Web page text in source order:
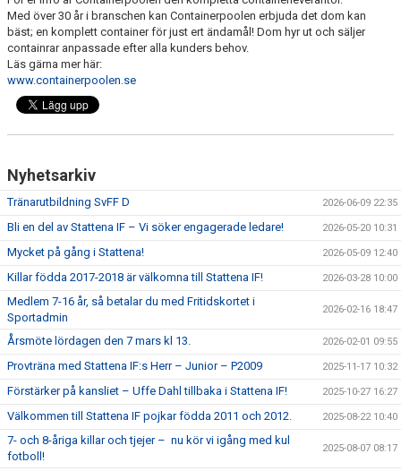
VÅRA LAG
SPONSORER
DOMARE, MATCHER.
KONTAKT
INTRESSEANMÄLAN SOM TRÄNARE/LEDARE
INTRESSEANMÄLAN MEDLEM/SPELARE
Med över 30 år i branschen kan Containerpoolen erbjuda det dom kan
bäst; en komplett container för just ert ändamål! Dom hyr ut och säljer
containrar anpassade efter alla kunders behov.
Läs gärna mer här:
www.containerpoolen.se
Nyhetsarkiv
Tränarutbildning SvFF D 2026-06-09 22:35
Bli en del av Stattena IF – Vi söker engagerade ledare! 2026-05-20 10:31
Mycket på gång i Stattena! 2026-05-09 12:40
Killar födda 2017-2018 är välkomna till Stattena IF! 2026-03-28 10:00
Medlem 7-16 år, så betalar du med Fritidskortet i
Sportadmin
2026-02-16 18:47
Årsmöte lördagen den 7 mars kl 13. 2026-02-01 09:55
Provträna med Stattena IF:s Herr – Junior – P2009 2025-11-17 10:32
Förstärker på kansliet – Uffe Dahl tillbaka i Stattena IF! 2025-10-27 16:27
Välkommen till Stattena IF pojkar födda 2011 och 2012. 2025-08-22 10:40
7- och 8-åriga killar och tjejer – nu kör vi igång med kul
fotboll!
2025-08-07 08:17